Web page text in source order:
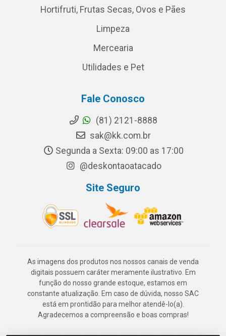
Hortifruti, Frutas Secas, Ovos e Pães
Limpeza
Mercearia
Utilidades e Pet
Fale Conosco
(81) 2121-8888
sak@kk.com.br
Segunda a Sexta: 09:00 as 17:00
@deskontaoatacado
Site Seguro
As imagens dos produtos nos nossos canais de venda
digitais possuem caráter meramente ilustrativo. Em
função do nosso grande estoque, estamos em
constante atualização. Em caso de dúvida, nosso SAC
está em prontidão para melhor atendê-lo(a).
Agradecemos a compreensão e boas compras!